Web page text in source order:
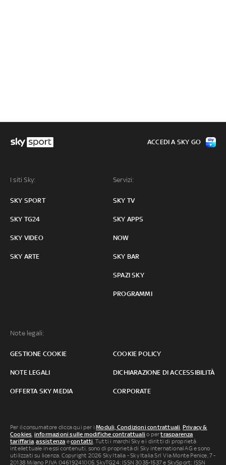
I siti Sky:
SKY SPORT
SKY TG24
SKY VIDEO
SKY ARTE
Servizi:
SKY TV
SKY APPS
NOW
SKY BAR
SPAZI SKY
PROGRAMMI
Note legali:
GESTIONE COOKIE COOKIE POLICY
NOTE LEGALI DICHIARAZIONE DI ACCESSIBILITÀ
OFFERTA SKY MEDIA CORPORATE
ACCEDI A SKY GO
Per il consumatore clicca qui per iModuli, Condizioni contrattuali Privacy &
Cookies informazioni sulle modifiche contrattuali o pertrasparenza
tariffaria ,assistenza econtatti . Tutti i marchi Sky e i diritti di proprietà
intellettuale in essi contenuti, sono di proprietà di Sky international AG e sono
utilizzati su licenza. Copyright 2026 Sky Italia - Sky Italia Srl Via Monte Penice, 7 -
20138 Milano P.IVA 04619241005. SkyTG24: ISSN 3035-1537 e SkySport: ISSN